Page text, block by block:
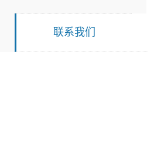
联系我们